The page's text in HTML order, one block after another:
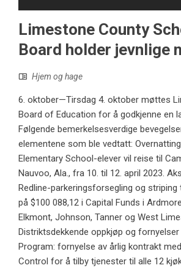
Limestone County
Board holder jevnlige
Hjem og hage
6. oktober—Tirsdag 4. oktober møttes
Board of Education for å godkjenne en
Følgende bemerkelsesverdige
elementene som ble vedtatt:
Elementary School-elever vil reise til
Nauvoo, Ala., fra 10. til 12. april 2023.
Redline-parkeringsforsegling og
på $100 088,12 i Capital Funds i
Elkmont, Johnson, Tanner og West
Distriktsdekkende oppkjøp og fornyelser
Program: fornyelse av årlig kontrakt
Control for å tilby tjenester til alle 12